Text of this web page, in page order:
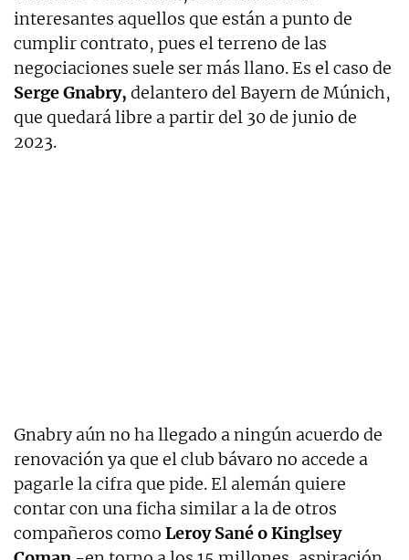
interesantes aquellos que están a punto de
cumplir contrato, pues el terreno de las
negociaciones suele ser más llano. Es el caso de
Serge Gnabry, delantero del Bayern de Múnich,
que quedará libre a partir del 30 de junio de
2023.
Gnabry aún no ha llegado a ningún acuerdo de
renovación ya que el club bávaro no accede a
pagarle la cifra que pide. El alemán quiere
contar con una ficha similar a la de otros
compañeros como Leroy Sané o Kinglsey